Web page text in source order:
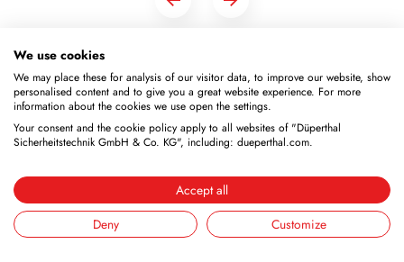
Newsletter
Abonnieren Sie den kostenlosen Newsletter und
verpassen Sie keine Neuigkeiten oder Aktionen.
We use cookies
We may place these for analysis of our visitor data, to improve our website, show
personalised content and to give you a great website experience. For more
information about the cookies we use open the settings.
Your consent and the cookie policy apply to all websites of "Düperthal
Sicherheitstechnik GmbH & Co. KG", including: dueperthal.com.
Accept all
Deny
Customize